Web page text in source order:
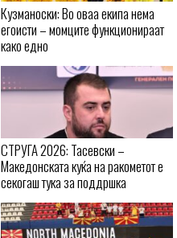
Кузманоски: Во оваа екипа нема
егоисти – момците функционираат
како едно
СТРУГА 2026: Тасевски –
Македонската куќа на ракометот е
секогаш тука за поддршка